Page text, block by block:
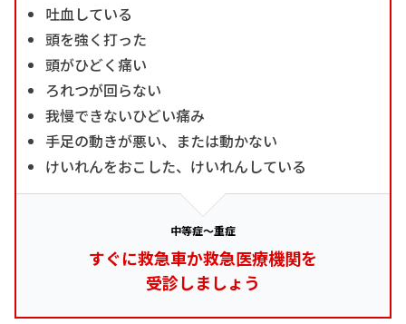
吐血している
頭を強く打った
頭がひどく痛い
ろれつが回らない
我慢できないひどい痛み
手足の動きが悪い、または動かない
けいれんをおこした、けいれんしている
中等症～重症
すぐに救急車か救急医療機関を
受診しましょう